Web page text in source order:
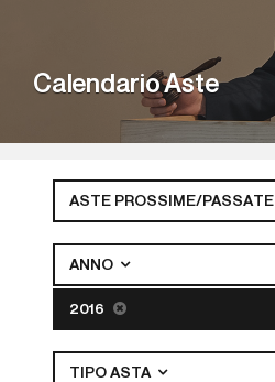
Calendario Aste
ASTE PROSSIME/PASSATE
ANNO
2016
TIPO ASTA